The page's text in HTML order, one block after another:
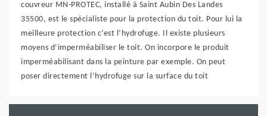
couvreur MN-PROTEC, installé à Saint Aubin Des Landes
35500, est le spécialiste pour la protection du toit. Pour lui la
meilleure protection c’est l’hydrofuge. Il existe plusieurs
moyens d’imperméabiliser le toit. On incorpore le produit
imperméabilisant dans la peinture par exemple. On peut
poser directement l’hydrofuge sur la surface du toit